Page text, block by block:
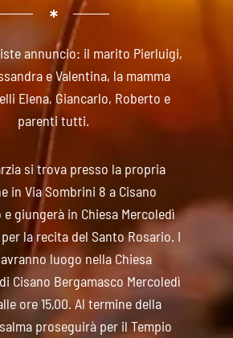
annuncio: il marito Pierluigi,
e Valentina, la mamma
Elena, Giancarlo, Roberto e
parenti tutti.
si trova presso la propria
in Via Sombrini 8 a Cisano
e giungerà in Chiesa Mercoledì
la recita del Santo Rosario. I
luogo nella Chiesa
Cisano Bergamasco Mercoledì
ore 15,00. Al termine della
proseguirà per il Tempio